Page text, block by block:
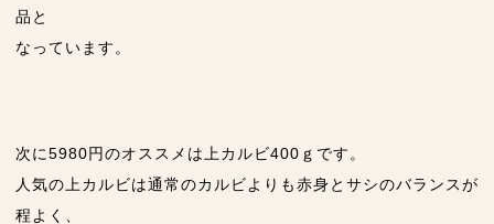
品と
なっています。
次に5980円のオススメは上カルビ400ｇです。
人気の上カルビは通常のカルビよりも赤身とサシのバランスが
程よく、